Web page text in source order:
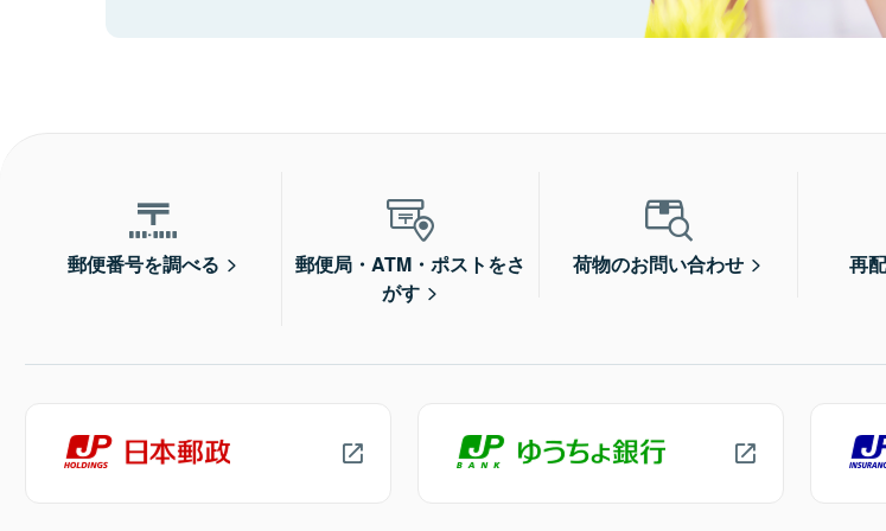
郵便番号を調べる
郵便局・ATM・ポストをさ
がす
荷物のお問い合わせ 再